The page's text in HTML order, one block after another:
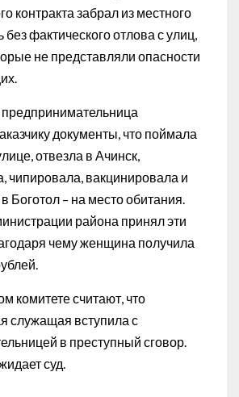
контракта забрал из местного
без фактического отлова с улиц,
не представляли опасности
документы, что поймала
отвезла в Ачинск,
чипировала, вакцинировала и
Боготол – на место обитания.
района принял эти
чему женщина получила
комитете считают, что
служащая вступила с
в преступный сговор.
суд.